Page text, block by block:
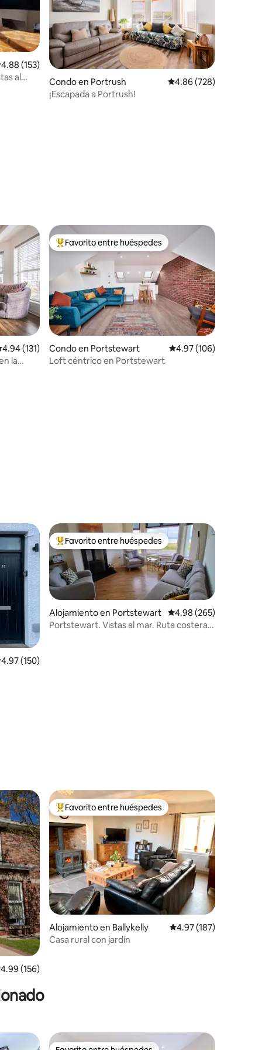
promedio: 4.88 de 5, 153 reseñas
4.88 (153)
al
Condo en Portrush Calificación promedio:
4.86 (728)
¡Escapada a Portrush!
promedio: 4.94 de 5, 131 reseñas
4.94 (131)
la
Favorito entre huéspedes preferido
Favorito entre huéspedes
Condo en Portstewart Calificación promedio:
4.97 (106)
Loft céntrico en Portstewart
promedio: 4.97 de 5, 150 reseñas
4.97 (150)
Favorito entre huéspedes preferido
Favorito entre huéspedes
Alojamiento en Portstewart Calificación promedio:
4.98 (265)
Portstewart. Vistas al mar. Ruta costera
promedio: 4.99 de 5, 156 reseñas
4.99 (156)
Favorito entre huéspedes preferido
Favorito entre huéspedes
Alojamiento en Ballykelly Calificación promedio:
4.97 (187)
Casa rural con jardín